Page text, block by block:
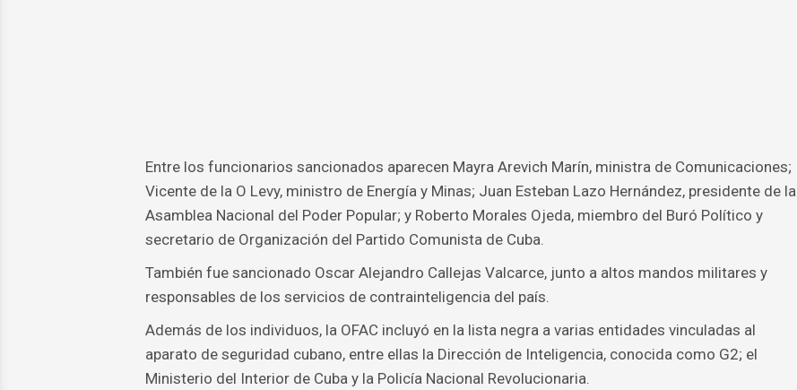
Entre los funcionarios sancionados aparecen Mayra Arevich Marín, ministra de Comunicaciones;
Vicente de la O Levy, ministro de Energía y Minas; Juan Esteban Lazo Hernández, presidente de la
Asamblea Nacional del Poder Popular; y Roberto Morales Ojeda, miembro del Buró Político y
secretario de Organización del Partido Comunista de Cuba.
También fue sancionado Oscar Alejandro Callejas Valcarce, junto a altos mandos militares y
responsables de los servicios de contrainteligencia del país.
Además de los individuos, la OFAC incluyó en la lista negra a varias entidades vinculadas al
aparato de seguridad cubano, entre ellas la Dirección de Inteligencia, conocida como G2; el
Ministerio del Interior de Cuba y la Policía Nacional Revolucionaria.